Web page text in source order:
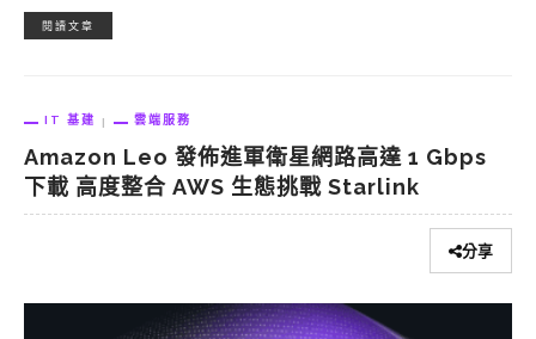
閱讀文章
IT 基建 雲端服務
Amazon Leo 發佈進軍衛星網路高達 1 Gbps
下載 高度整合 AWS 生態挑戰 Starlink
分享